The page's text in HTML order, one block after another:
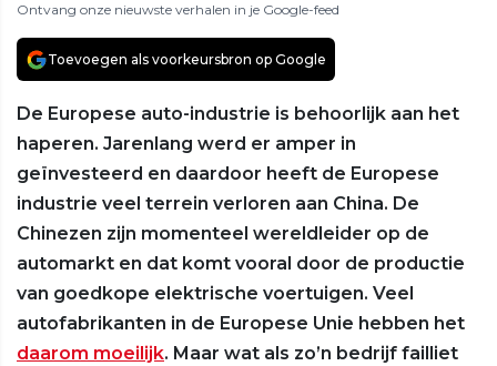
Ontvang onze nieuwste verhalen in je Google-feed
Toevoegen als voorkeursbron op Google
De Europese auto-industrie is behoorlijk aan het
haperen. Jarenlang werd er amper in
geïnvesteerd en daardoor heeft de Europese
industrie veel terrein verloren aan China. De
Chinezen zijn momenteel wereldleider op de
automarkt en dat komt vooral door de productie
van goedkope elektrische voertuigen. Veel
autofabrikanten in de Europese Unie hebben het
daarom moeilijk. Maar wat als zo’n bedrijf failliet